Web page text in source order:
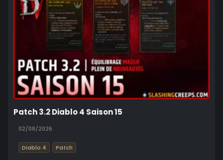
Patch 3.2 Diablo 4 Saison 15
02/08/2026
Diablo 4 Patch